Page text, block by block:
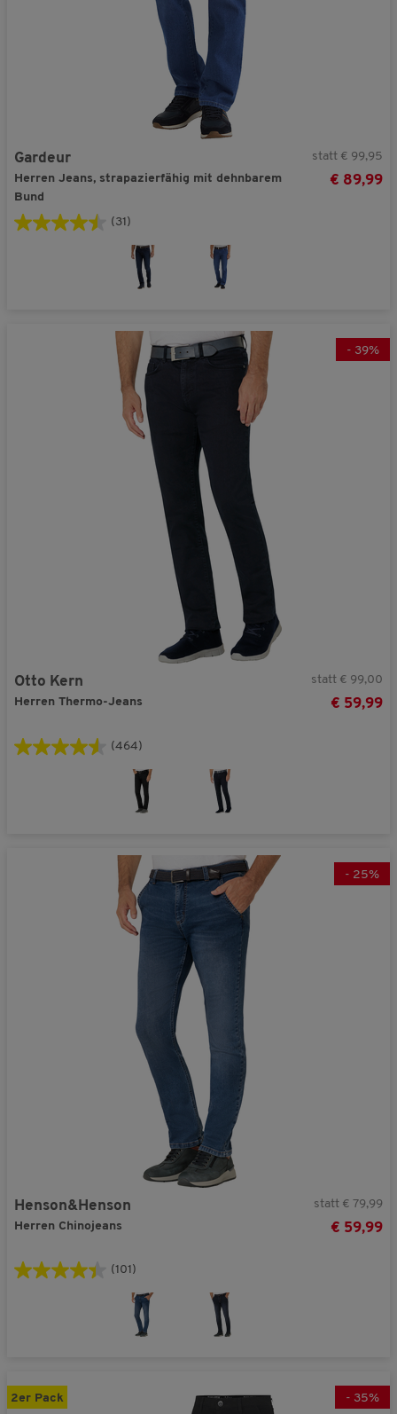
Gardeur
Herren Jeans, strapazierfähig mit dehnbarem
Bund
statt € 99,95
€ 89,99
(31)
- 39%
Otto Kern
Herren Thermo-Jeans
statt € 99,00
€ 59,99
(464)
- 25%
Henson&Henson
Herren Chinojeans
statt € 79,99
€ 59,99
(101)
2er Pack - 35%